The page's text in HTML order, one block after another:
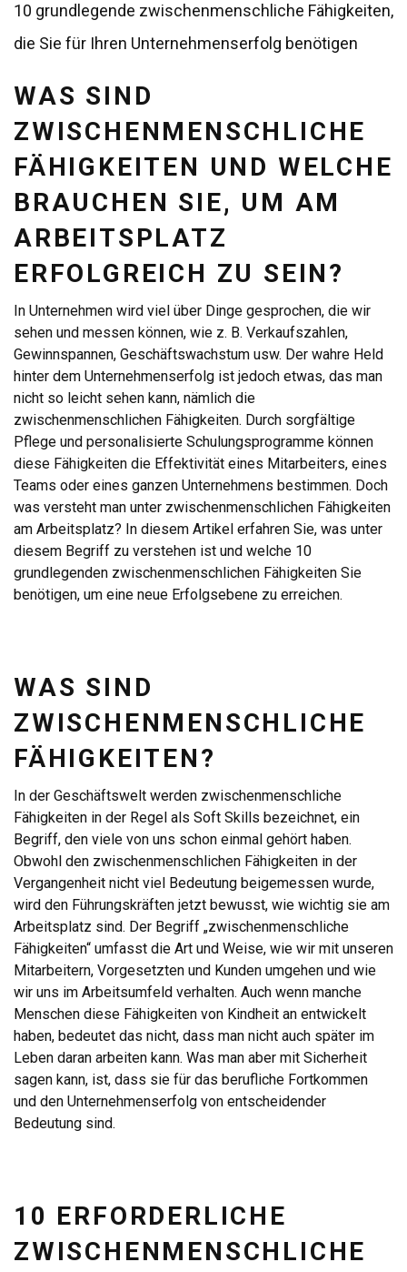
10 grundlegende zwischenmenschliche Fähigkeiten,
die Sie für Ihren Unternehmenserfolg benötigen
WAS SIND
ZWISCHENMENSCHLICHE
FÄHIGKEITEN UND WELCHE
BRAUCHEN SIE, UM AM
ARBEITSPLATZ
ERFOLGREICH ZU SEIN?
In Unternehmen wird viel über Dinge gesprochen, die wir
sehen und messen können, wie z. B. Verkaufszahlen,
Gewinnspannen, Geschäftswachstum usw. Der wahre Held
hinter dem Unternehmenserfolg ist jedoch etwas, das man
nicht so leicht sehen kann, nämlich die
zwischenmenschlichen Fähigkeiten. Durch sorgfältige
Pflege und personalisierte Schulungsprogramme können
diese Fähigkeiten die Effektivität eines Mitarbeiters, eines
Teams oder eines ganzen Unternehmens bestimmen. Doch
was versteht man unter zwischenmenschlichen Fähigkeiten
am Arbeitsplatz? In diesem Artikel erfahren Sie, was unter
diesem Begriff zu verstehen ist und welche 10
grundlegenden zwischenmenschlichen Fähigkeiten Sie
benötigen, um eine neue Erfolgsebene zu erreichen.
WAS SIND
ZWISCHENMENSCHLICHE
FÄHIGKEITEN?
In der Geschäftswelt werden zwischenmenschliche
Fähigkeiten in der Regel als Soft Skills bezeichnet, ein
Begriff, den viele von uns schon einmal gehört haben.
Obwohl den zwischenmenschlichen Fähigkeiten in der
Vergangenheit nicht viel Bedeutung beigemessen wurde,
wird den Führungskräften jetzt bewusst, wie wichtig sie am
Arbeitsplatz sind. Der Begriff „zwischenmenschliche
Fähigkeiten“ umfasst die Art und Weise, wie wir mit unseren
Mitarbeitern, Vorgesetzten und Kunden umgehen und wie
wir uns im Arbeitsumfeld verhalten. Auch wenn manche
Menschen diese Fähigkeiten von Kindheit an entwickelt
haben, bedeutet das nicht, dass man nicht auch später im
Leben daran arbeiten kann. Was man aber mit Sicherheit
sagen kann, ist, dass sie für das berufliche Fortkommen
und den Unternehmenserfolg von entscheidender
Bedeutung sind.
10 ERFORDERLICHE
ZWISCHENMENSCHLICHE